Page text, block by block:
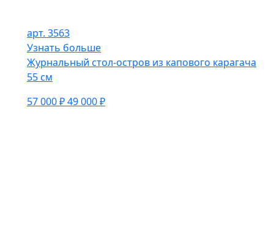
арт. 3563
Узнать больше
Журнальный стол-остров из капового карагача
55 см
57 000 ₽49 000 ₽